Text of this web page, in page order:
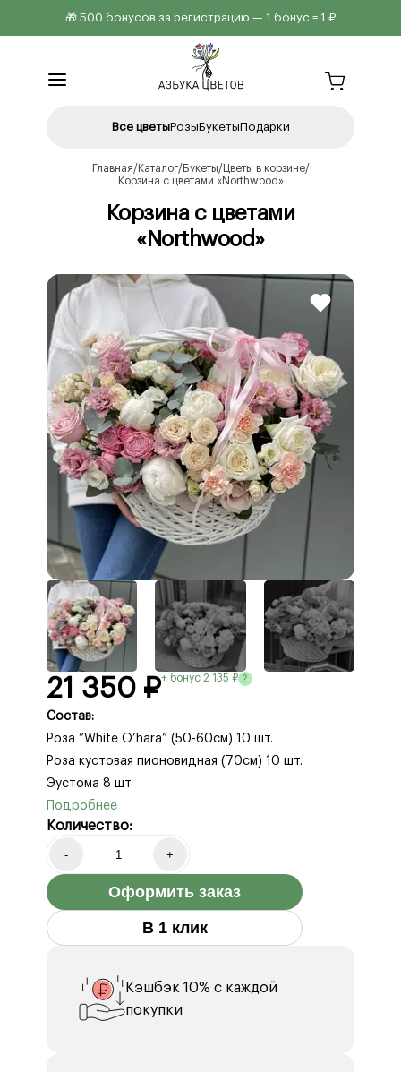
🎁 500 бонусов за регистрацию — 1 бонус = 1 ₽
Все цветыРозыБукетыПодарки
Главная Каталог Букеты
Цветы в корзине
Корзина с цветами «Northwood»
Корзина с цветами
«Northwood»
21 350 ₽+ бонус 2 135 ₽ ?
Состав:
Роза ”White O’hara” (50-60см) 10 шт.
Роза кустовая пионовидная (70см) 10 шт.
Эустома 8 шт.
Диантус 11 шт.
Эвкалипт 5 шт.
Корзина плетеная 1 шт.
Оазис флористический 2 шт.
Пион белый 8 шт.
Количество:
- +
Оформить заказ
В 1 клик
Кэшбэк 10% с каждой
покупки